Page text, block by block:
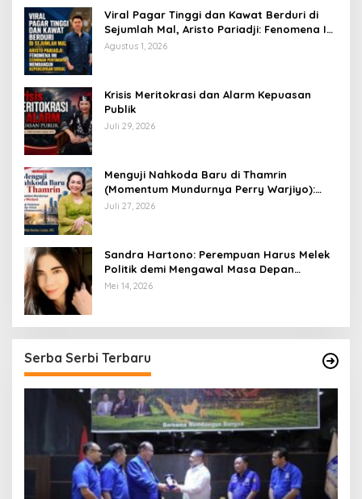
Viral Pagar Tinggi dan Kawat Berduri di
Sejumlah Mal, Aristo Pariadji: Fenomena Ini
Cerminan Pentingnya Membangun
Agustus 1, 2026
​Krisis Meritokrasi dan Alarm Kepuasan
Publik
Juli 29, 2026
​Menguji Nahkoda Baru di Thamrin
(Momentum Mundurnya Perry Warjiyo):
Sinergi Kebijakan Moneter-Fiskal di Era
Juli 27, 2026
Sandra Hartono: Perempuan Harus Melek
Politik demi Mengawal Masa Depan
Bangsa
Mei 14, 2026
Serba Serbi Terbaru